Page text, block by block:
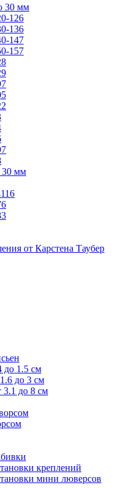
30 мм
126
136
147
157
30 мм
от Карстена Таубер
до 1.5 см
до 3 см
3.1 до 8 см
креплений
мини люверсов